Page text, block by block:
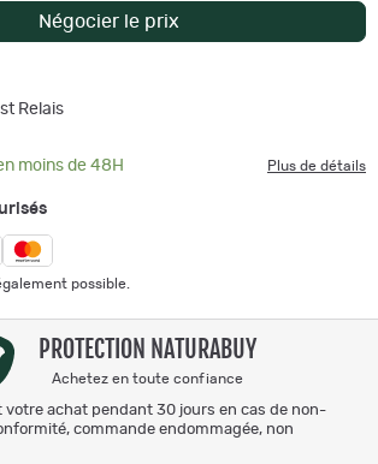
Négocier le prix
Relais
moins de 48H
Plus de détails
possible.
PROTECTION NATURABUY
Achetez en toute confiance
votre achat pendant 30 jours en cas de non-
commande endommagée, non